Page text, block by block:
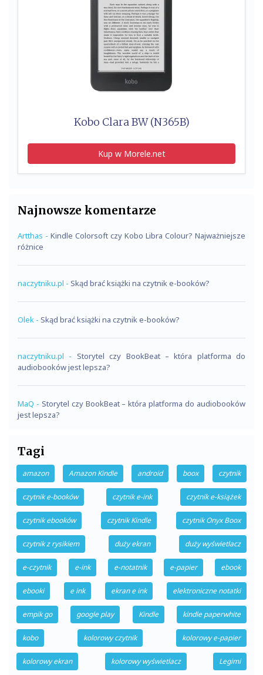
Kobo Clara BW (N365B)
Kup w Morele.net
Najnowsze komentarze
Artthas - Kindle Colorsoft czy Kobo Libra Colour? Najważniejsze
różnice
naczytniku.pl - Skąd brać książki na czytnik e-booków?
Olek - Skąd brać książki na czytnik e-booków?
naczytniku.pl - Storytel czy BookBeat – która platforma do
audiobooków jest lepsza?
MaQ - Storytel czy BookBeat – która platforma do audiobooków
jest lepsza?
Tagi
amazon Amazon Kindle android boox czytnik
czytnik e-booków czytnik e-ink czytnik e-książek
czytnik ebooków czytnik Kindle czytnik Onyx Boox
czytnik z rysikiem duży ekran duży wyświetlacz
e-czytnik e-ink e-notatnik e-papier ebook
ebooki e ink ekran e ink elektroniczne notatki
empik go google play Kindle kindle paperwhite
kobo kolorowy czytnik kolorowy e-papier
kolorowy ekran kolorowy wyświetlacz Legimi